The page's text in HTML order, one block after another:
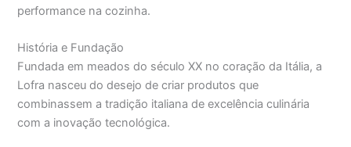
performance na cozinha.
História e Fundação
Fundada em meados do século XX no coração da Itália, a
Lofra nasceu do desejo de criar produtos que
combinassem a tradição italiana de excelência culinária
com a inovação tecnológica.